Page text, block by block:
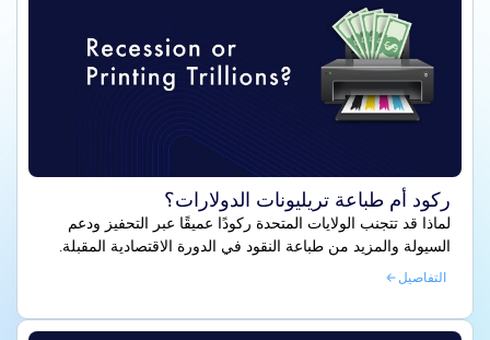
ركود أم طباعة تريليونات الدولارات؟
لماذا قد تتجنب الولايات المتحدة ركودًا عميقًا عبر التحفيز ودعم
السيولة والمزيد من طباعة النقود في الدورة الاقتصادية المقبلة.
التفاصيل